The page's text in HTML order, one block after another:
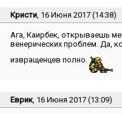
Кристи , 16 Июня 2017 (14:38)
Ага, Каирбек, открываешь
венерических проблем. Да,
извращенцев полно.
Еврик , 16 Июня 2017 (13:09)